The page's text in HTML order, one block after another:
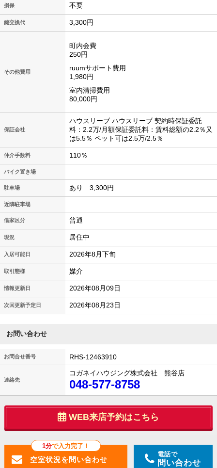
損保 不要
鍵交換代 3,300円
その他費用
町内会費
250円
ruumサポート費用
1,980円
室内清掃費用
80,000円
保証会社
ハウスリーブ ハウスリーブ 契約時保証委託
料：2.2万/月額保証委託料：賃料総額の2.2％又
は5.5％ ペット可は2.5万/2.5％
仲介手数料 110％
バイク置き場
駐車場 あり 3,300円
近隣駐車場
借家区分 普通
現況 居住中
入居可能日 2026年8月下旬
取引態様 媒介
情報更新日 2026年08月09日
次回更新予定日 2026年08月23日
お問い合わせ
お問合せ番号 RHS-12463910
連絡先
コガネイハウジング株式会社 熊谷店
048-577-8758
WEB来店予約はこちら
1分で入力完了！
電話で
問い合わせ